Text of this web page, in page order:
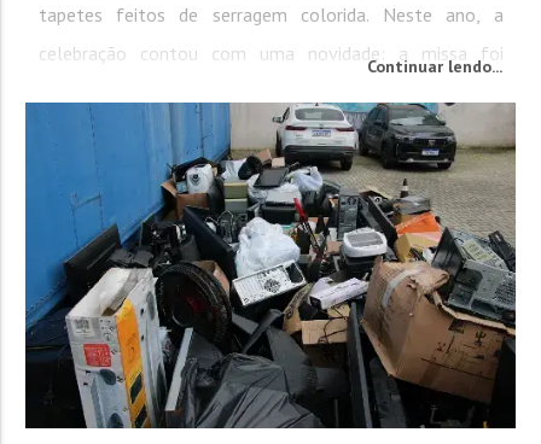
tapetes feitos de serragem colorida. Neste ano, a
celebração contou com uma novidade: a missa foi
puderam acompanhar a celebração na área...
Continuar lendo...